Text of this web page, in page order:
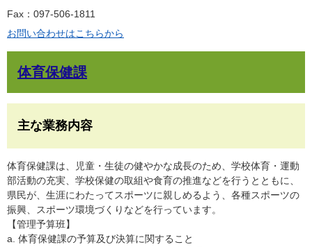
Fax：097-506-1811
お問い合わせはこちらから
体育保健課
主な業務内容
体育保健課は、児童・生徒の健やかな成長のため、学校体育・運動
部活動の充実、学校保健の取組や食育の推進などを行うとともに、
県民が、生涯にわたってスポーツに親しめるよう、各種スポーツの
振興、スポーツ環境づくりなどを行っています。
【管理予算班】
a. 体育保健課の予算及び決算に関すること